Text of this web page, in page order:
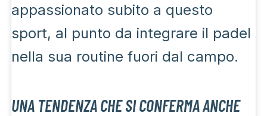
appassionato subito a questo
sport, al punto da integrare il padel
nella sua routine fuori dal campo.
UNA TENDENZA CHE SI CONFERMA ANCHE